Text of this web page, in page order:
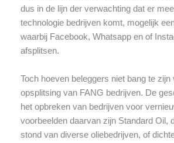
dus in de lijn der verwachting dat er
technologie bedrijven komt, mogelijk
waarbij Facebook, Whatsapp en of
afsplitsen.
Toch hoeven beleggers niet bang te zijn
opsplitsing van FANG bedrijven. De
het opbreken van bedrijven voor
voorbeelden daarvan zijn Standard Oil,
stond van diverse oliebedrijven, of